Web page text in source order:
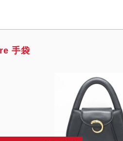
手袋